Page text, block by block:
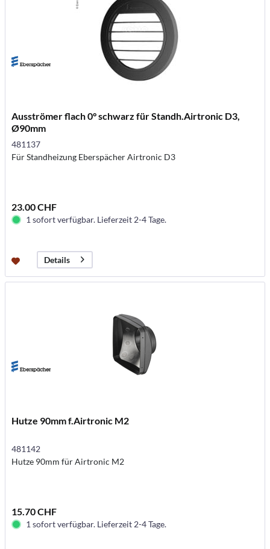
Ausströmer flach 0° schwarz für Standh.Airtronic D3,
Ø90mm
481137
Für Standheizung Eberspächer Airtronic D3
23.00 CHF
1 sofort verfügbar. Lieferzeit 2-4 Tage.
Details
Hutze 90mm f.Airtronic M2
481142
Hutze 90mm für Airtronic M2
15.70 CHF
1 sofort verfügbar. Lieferzeit 2-4 Tage.